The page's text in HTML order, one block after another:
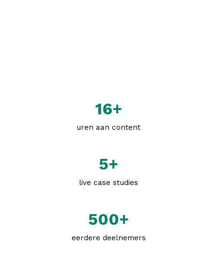
16+
uren aan content
5+
live case studies
500+
eerdere deelnemers